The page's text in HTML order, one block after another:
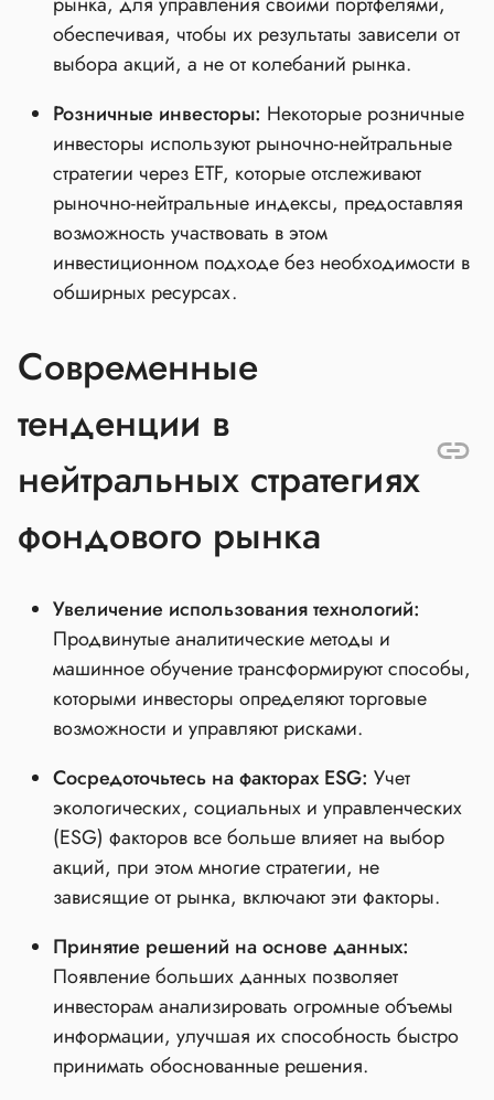
обеспечивая, чтобы их результаты зависели от
выбора акций, а не от колебаний рынка.
Розничные инвесторы: Некоторые розничные
инвесторы используют рыночно-нейтральные
стратегии через ETF, которые отслеживают
рыночно-нейтральные индексы, предоставляя
возможность участвовать в этом
инвестиционном подходе без необходимости в
обширных ресурсах.
Современные
тенденции в
нейтральных стратегиях
фондового рынка
Увеличение использования технологий:
Продвинутые аналитические методы и
машинное обучение трансформируют способы,
которыми инвесторы определяют торговые
возможности и управляют рисками.
Сосредоточьтесь на факторах ESG: Учет
экологических, социальных и управленческих
(ESG) факторов все больше влияет на выбор
акций, при этом многие стратегии, не
зависящие от рынка, включают эти факторы.
Принятие решений на основе данных:
Появление больших данных позволяет
инвесторам анализировать огромные объемы
информации, улучшая их способность быстро
принимать обоснованные решения.